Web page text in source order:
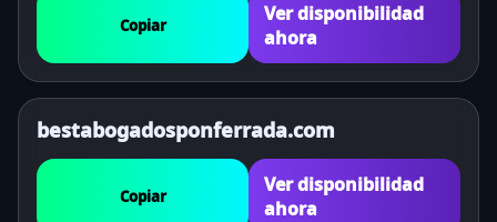
Copiar
Ver disponibilidad
ahora
bestabogadosponferrada.com
Copiar
Ver disponibilidad
ahora